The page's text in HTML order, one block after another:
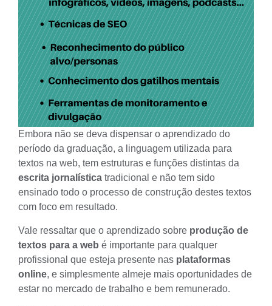
Embora não se deva dispensar o aprendizado do
período da graduação, a linguagem utilizada para
textos na web, tem estruturas e funções distintas da
escrita jornalística tradicional e não tem sido
ensinado todo o processo de construção destes textos
com foco em resultado.
Vale ressaltar que o aprendizado sobre produção de
textos para a web é importante para qualquer
profissional que esteja presente nas plataformas
online, e simplesmente almeje mais oportunidades de
estar no mercado de trabalho e bem remunerado.